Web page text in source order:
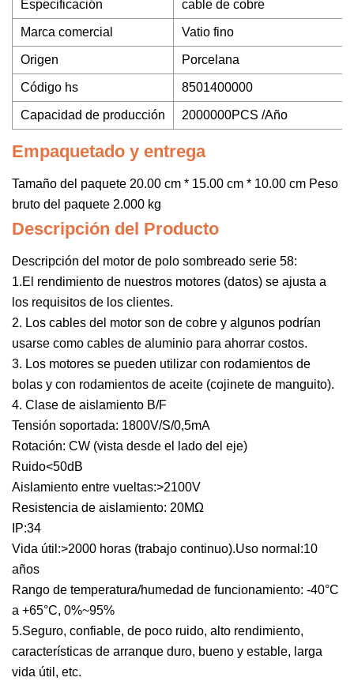
Especificación cable de cobre
Marca comercial Vatio fino
Origen Porcelana
Código hs 8501400000
Capacidad de producción 2000000PCS /Año
Empaquetado y entrega
Tamaño del paquete 20.00 cm * 15.00 cm * 10.00 cm Peso
bruto del paquete 2.000 kg
Descripción del Producto
Descripción del motor de polo sombreado serie 58:
1.El rendimiento de nuestros motores (datos) se ajusta a
los requisitos de los clientes.
2. Los cables del motor son de cobre y algunos podrían
usarse como cables de aluminio para ahorrar costos.
3. Los motores se pueden utilizar con rodamientos de
bolas y con rodamientos de aceite (cojinete de manguito).
4. Clase de aislamiento B/F
Tensión soportada: 1800V/S/0,5mA
Rotación: CW (vista desde el lado del eje)
Ruido<50dB
Aislamiento entre vueltas:>2100V
Resistencia de aislamiento: 20MΩ
IP:34
Vida útil:>2000 horas (trabajo continuo).Uso normal:10
años
Rango de temperatura/humedad de funcionamiento: -40°C
a +65°C, 0%~95%
5.Seguro, confiable, de poco ruido, alto rendimiento,
características de arranque duro, bueno y estable, larga
vida útil, etc.